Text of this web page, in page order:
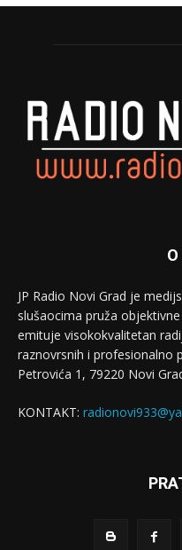
JP Radio Novi Grad je
slušaocima pruža
emituje visokokvalitetan
raznovrsnih i profesionalno
Petrovića 1, 79220 Novi
KONTAKT: